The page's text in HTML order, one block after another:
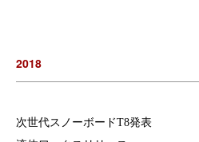
2018
次世代スノーボードT8発表